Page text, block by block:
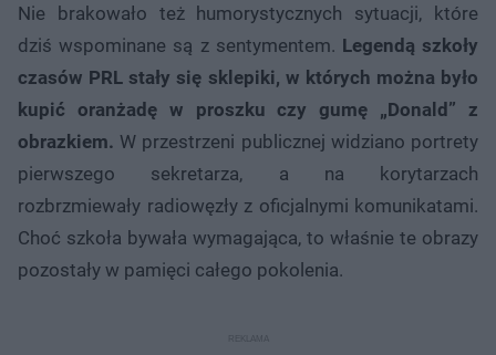
Nie brakowało też humorystycznych sytuacji, które
dziś wspominane są z sentymentem. Legendą szkoły
czasów PRL stały się sklepiki, w których można było
kupić oranżadę w proszku czy gumę „Donald” z
obrazkiem. W przestrzeni publicznej widziano portrety
pierwszego sekretarza, a na korytarzach
rozbrzmiewały radiowęzły z oficjalnymi komunikatami.
Choć szkoła bywała wymagająca, to właśnie te obrazy
pozostały w pamięci całego pokolenia.